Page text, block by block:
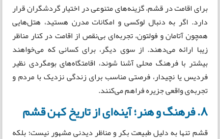
برای اقامت در قشم، گزینه‌های متنوعی در اختیار گردشگران قرار
دارد. اگر به دنبال لوکسی و امکانات مدرن هستید، هتل‌هایی
همچون آتامان و فولتون، تجربه‌ای بی‌نقص از اقامت در کنار مناظر
زیبا ارائه می‌دهند. از سوی دیگر، برای کسانی که می‌خواهند
بیشتر با فرهنگ محلی آشنا شوند، اقامتگاه‌های بومگردی نظیر
فردیس یا نچیدار، فرصتی مناسب برای زندگی نزدیک با مردم و
تجربه‌ی واقعی جزیره فراهم می‌کنند.
۸. فرهنگ و هنر؛ آینه‌ای از تاریخ کهن قشم
قشم تنها به دلیل طبیعت بکر و مناظر دیدنی مشهور نیست؛ بلکه